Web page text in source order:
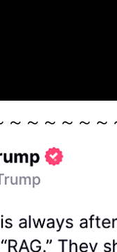
～～～～～～